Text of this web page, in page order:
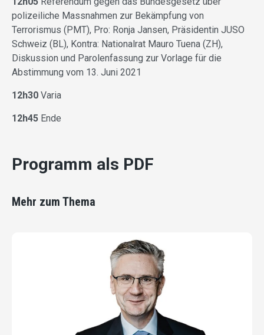
polizeiliche Massnahmen zur Bekämpfung von
Terrorismus (PMT), Pro: Ronja Jansen, Präsidentin JUSO
Schweiz (BL), Kontra: Nationalrat Mauro Tuena (ZH),
Diskussion und Parolenfassung zur Vorlage für die
Abstimmung vom 13. Juni 2021
12h30 Varia
12h45 Ende
Programm als PDF
Mehr zum Thema